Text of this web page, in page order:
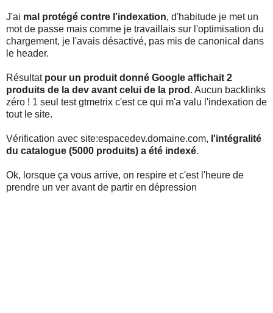
J'ai mal protégé contre l'indexation, d'habitude je met un
mot de passe mais comme je travaillais sur l'optimisation du
chargement, je l'avais désactivé, pas mis de canonical dans
le header.
Résultat pour un produit donné Google affichait 2
produits de la dev avant celui de la prod . Aucun backlinks
zéro ! 1 seul test gtmetrix c'est ce qui m'a valu l'indexation de
tout le site.
Vérification avec site:espacedev.domaine.com, l'intégralité
du catalogue (5000 produits) a été indexé.
Ok, lorsque ça vous arrive, on respire et c'est l'heure de
prendre un ver avant de partir en dépression